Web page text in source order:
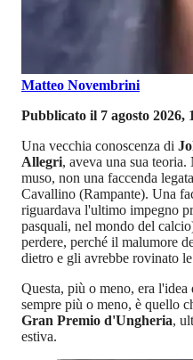
Matteo Novembrini
Pubblicato il 7 agosto 2026,
Una vecchia conoscenza di
Allegri, aveva una sua
muso, non una faccenda
Cavallino (Rampante). Una
riguardava l'ultimo impegno
pasquali, nel mondo del
perdere, perché il malumore
dietro e gli avrebbe rovinato
Questa, più o meno, era
sempre più o meno, è quello
Gran Premio d'Ungheria,
estiva.